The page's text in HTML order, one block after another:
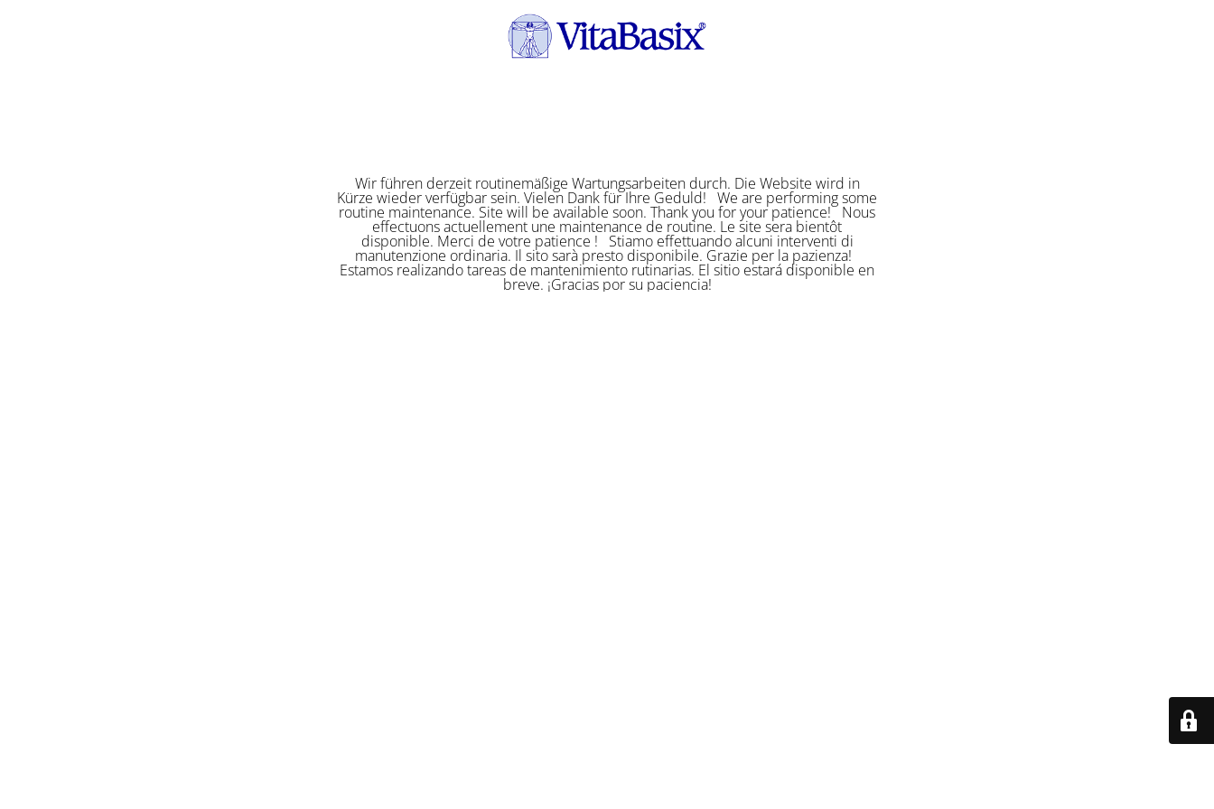
Wir führen derzeit routinemäßige Wartungsarbeiten durch. Die Website wird in
Kürze wieder verfügbar sein. Vielen Dank für Ihre Geduld! We are performing some
routine maintenance. Site will be available soon. Thank you for your patience! Nous
effectuons actuellement une maintenance de routine. Le site sera bientôt
disponible. Merci de votre patience ! Stiamo effettuando alcuni interventi di
manutenzione ordinaria. Il sito sarà presto disponibile. Grazie per la pazienza!
Estamos realizando tareas de mantenimiento rutinarias. El sitio estará disponible en
breve. ¡Gracias por su paciencia!